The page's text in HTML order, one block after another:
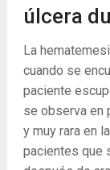
úlcera
La
cuando se
paciente
se observa en
y muy rara en
pacientes que